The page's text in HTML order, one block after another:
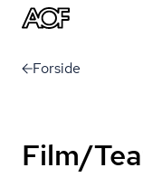
Forside
Film/